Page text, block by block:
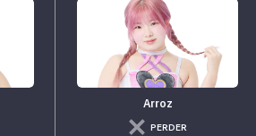
Arroz
PERDER